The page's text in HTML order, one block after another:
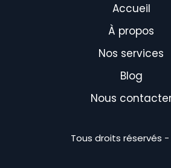
Accueil
À propos
Nos services
Blog
Nous
Tous droits réservés